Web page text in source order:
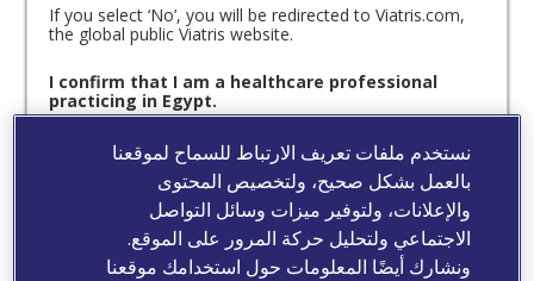
If you select ‘No’, you will be redirected to Viatris.com,
the global public Viatris website.
I confirm that I am a healthcare professional
practicing in Egypt.
No
Yes
نستخدم ملفات تعريف الارتباط للسماح لموقعنا
بالعمل بشكل صحيح، ولتخصيص المحتوى
والإعلانات، ولتوفير ميزات وسائل التواصل
الاجتماعي ولتحليل حركة المرور على الموقع.
ونشارك أيضًا المعلومات حول استخدامك موقعنا